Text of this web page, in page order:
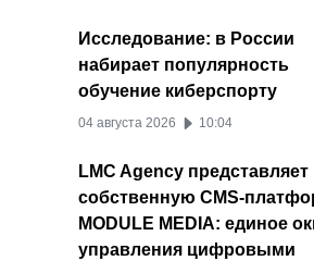
Исследование: в России
набирает популярность
обучение киберспорту
04 августа 2026 10:04
LMC Agency представляет
собственную CMS-
MODULE MEDIA: единое
управления цифровыми